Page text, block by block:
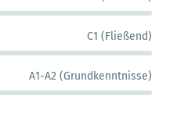
C1 (Fließend)
A1-A2 (Grundkenntnisse)